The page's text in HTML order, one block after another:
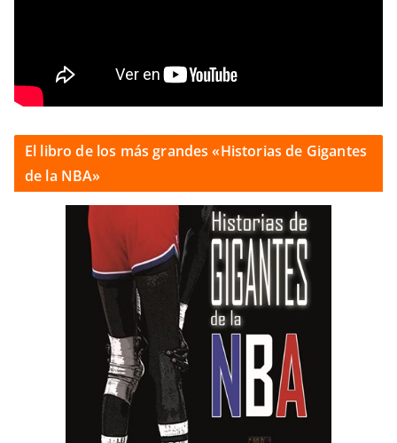
El libro de los más grandes «Historias de Gigantes
de la NBA»